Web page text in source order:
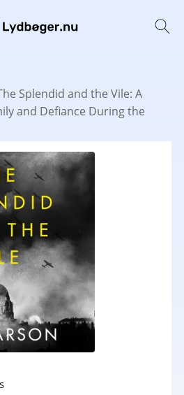
Splendid and the Vile: A
and Defiance During the